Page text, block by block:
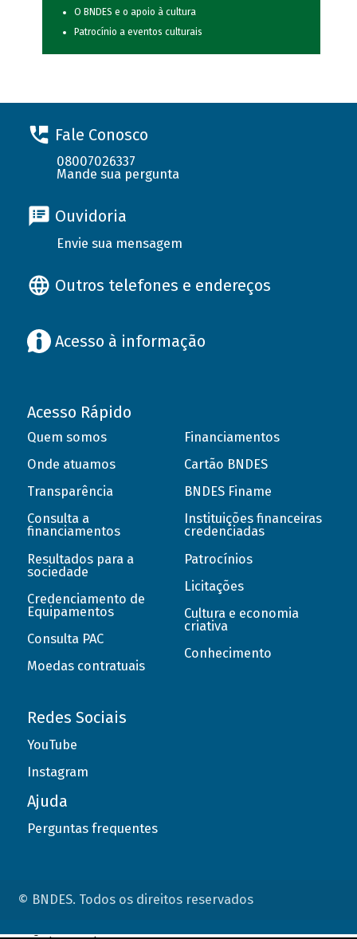
O BNDES e o apoio à cultura
Patrocínio a eventos culturais
Fale Conosco
08007026337
Mande sua pergunta
Ouvidoria
Envie sua mensagem
Outros telefones e endereços
Acesso à informação
Acesso Rápido
Quem somos
Onde atuamos
Transparência
Consulta a
financiamentos
Resultados para a
sociedade
Credenciamento de
Equipamentos
Consulta PAC
Moedas contratuais
Financiamentos
Cartão BNDES
BNDES Finame
Instituições financeiras
credenciadas
Patrocínios
Licitações
Cultura e economia
criativa
Conhecimento
Redes Sociais
YouTube
Instagram
Ajuda
Perguntas frequentes
© BNDES. Todos os direitos reservados